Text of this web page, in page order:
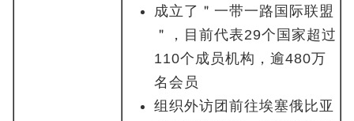
成立了＂一带一路国际联盟
＂，目前代表29个国家超过
110个成员机构，逾480万
名会员
组织外访团前往埃塞俄比亚